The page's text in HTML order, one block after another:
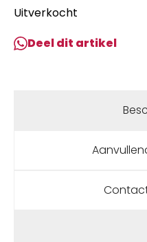
Uitverkocht
Deel dit artikel